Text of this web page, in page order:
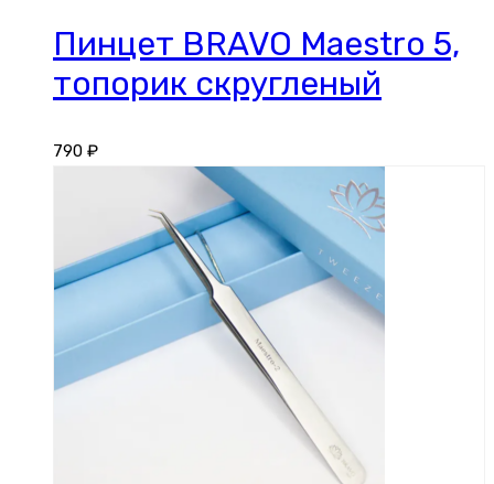
Пинцет BRAVO Maestro 5,
топорик скругленый
790 ₽